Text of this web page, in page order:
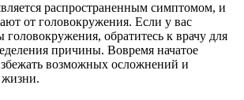
распространенным симптомом, и
от головокружения. Если у вас
обратитесь к врачу для
причины. Вовремя начатое
возможных осложнений и
жизни.